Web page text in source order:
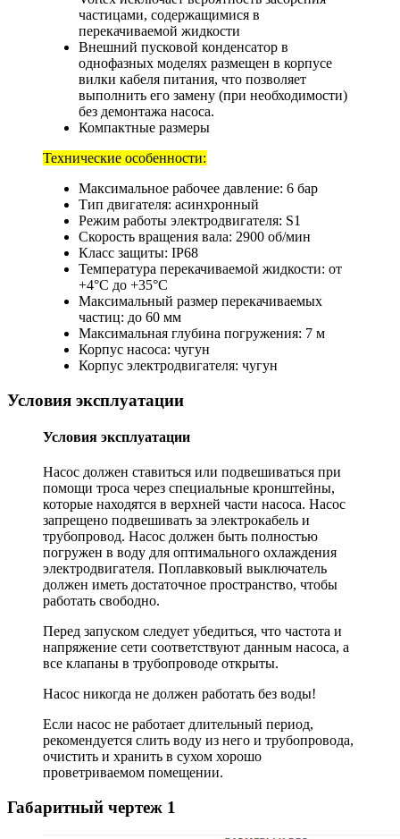
частицами, содержащимися в
перекачиваемой жидкости
Внешний пусковой конденсатор в
однофазных моделях размещен в корпусе
вилки кабеля питания, что позволяет
выполнить его замену (при необходимости)
без демонтажа насоса.
Компактные размеры
Технические особенности:
Максимальное рабочее давление: 6 бар
Тип двигателя: асинхронный
Режим работы электродвигателя: S1
Скорость вращения вала: 2900 об/мин
Класс защиты: IP68
Температура перекачиваемой жидкости: от
+4°C до +35°C
Максимальный размер перекачиваемых
частиц: до 60 мм
Максимальная глубина погружения: 7 м
Корпус насоса: чугун
Корпус электродвигателя: чугун
Условия эксплуатации
Условия эксплуатации
Насос должен ставиться или подвешиваться при
помощи троса через специальные кронштейны,
которые находятся в верхней части насоса. Насос
запрещено подвешивать за электрокабель и
трубопровод. Насос должен быть полностью
погружен в воду для оптимального охлаждения
электродвигателя. Поплавковый выключатель
должен иметь достаточное пространство, чтобы
работать свободно.
Перед запуском следует убедиться, что частота и
напряжение сети соответствуют данным насоса, а
все клапаны в трубопроводе открыты.
Насос никогда не должен работать без воды!
Если насос не работает длительный период,
рекомендуется слить воду из него и трубопровода,
очистить и хранить в сухом хорошо
проветриваемом помещении.
Габаритный чертеж 1